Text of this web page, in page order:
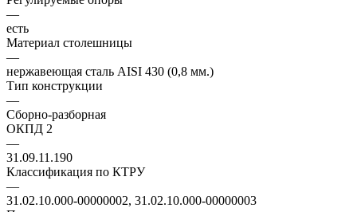
—
есть
Материал столешницы
—
нержавеющая сталь AISI 430 (0,8 мм.)
Тип конструкции
—
Сборно-разборная
ОКПД 2
—
31.09.11.190
Классификация по КТРУ
—
31.02.10.000-00000002, 31.02.10.000-00000003